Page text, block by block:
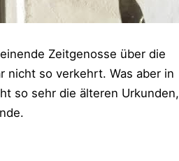
Zeitgenosse über die
nicht so verkehrt. Was aber in
so sehr die älteren Urkunden,